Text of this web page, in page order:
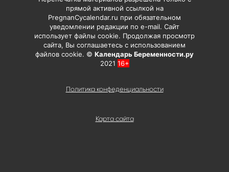
Карта сайта
прямой активной ссылкой на
PregnanCycalendar.ru при обязательном
уведомлении редакции по e-mail. Сайт
использует файлы cookie. Продолжая просмотр
сайта, Вы соглашаетесь с использованием
файлов cookie. © Календарь Беременности.ру
2021 16+
Политика конфеденциальности